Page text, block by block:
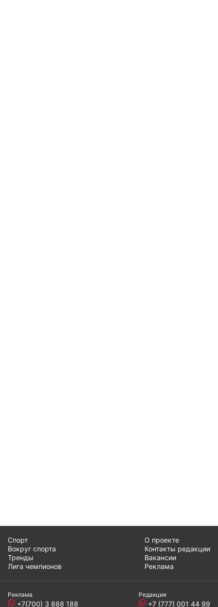
Спорт
Вокруг спорта
Тренды
Лига чемпионов
О проекте
Контакты редакции
Вакансии
Реклама
Реклама
+7(700) 3 888 188
Редакция
+7 (777) 001 44 99